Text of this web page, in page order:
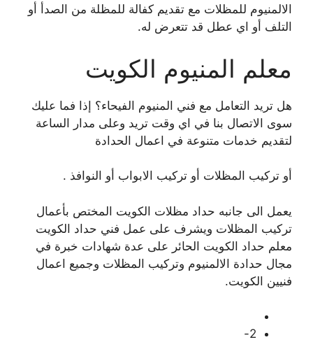
الالمنيوم للمظلات مع تقديم كفالة للمظلة من الصدأ أو
التلف أو اي عطل قد تتعرض له.
معلم المنيوم الكويت
هل تريد التعامل مع فني المنيوم الفيحاء؟ إذا فما عليك
سوى الاتصال بنا في اي وقت تريد وعلى مدار الساعة
لتقديم خدمات متنوعة في اعمال الحدادة
أو تركيب المظلات أو تركيب الابواب أو النوافذ .
يعمل الى جانبه حداد مظلات الكويت المختص بأعمال
تركيب المظلات ويشرف على عمل فني حداد الكويت
معلم حداد الكويت الحائر على عدة شهادات خبرة في
مجال حدادة الالمنيوم وتركيب المظلات وجميع اعمال
فنيين الكويت.
2-